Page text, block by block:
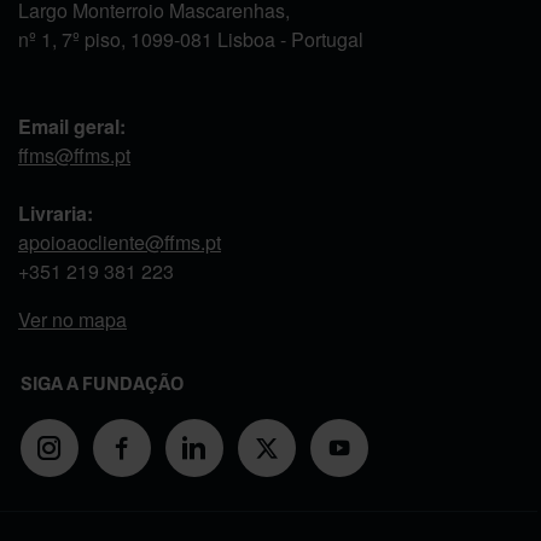
Largo Monterroio Mascarenhas,
nº 1, 7º piso, 1099-081 Lisboa - Portugal
Email geral:
ffms@ffms.pt
Livraria:
apoioaocliente@ffms.pt
+351 219 381 223
Ver no mapa
SIGA A FUNDAÇÃO